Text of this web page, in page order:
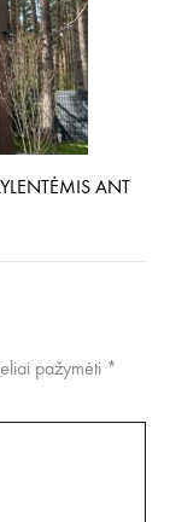
ANT
pažymėti *